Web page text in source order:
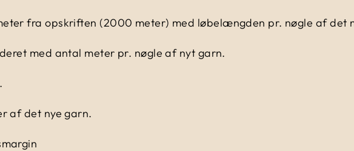
fra opskriften (2000 meter) med løbelængden pr. nøgle af det
med antal meter pr. nøgle af nyt garn.
.
af det nye garn.